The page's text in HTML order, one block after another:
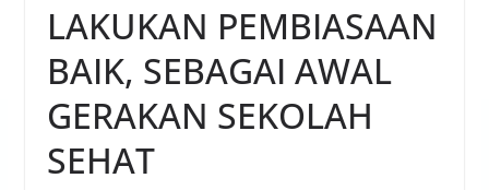
LAKUKAN PEMBIASAAN
BAIK, SEBAGAI AWAL
GERAKAN SEKOLAH
SEHAT